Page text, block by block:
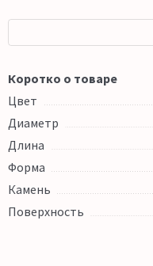
Коротко о товаре
Цвет
Диаметр
Длина
Форма
Камень
Поверхность